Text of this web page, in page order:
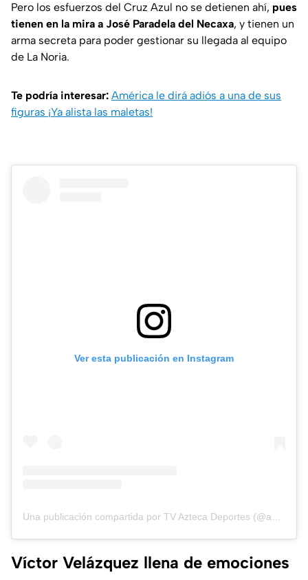
Pero los esfuerzos del Cruz Azul no se detienen ahí, pues
tienen en la mira a José Paradela del Necaxa, y tienen un
arma secreta para poder gestionar su llegada al equipo
de La Noria.
Te podría interesar: América le dirá adiós a una de sus
figuras ¡Ya alista las maletas!
Ver esta publicación en Instagram
Una publicación compartida por TV Azteca Deportes (@aztecadeportes)
Víctor Velázquez llena de emociones